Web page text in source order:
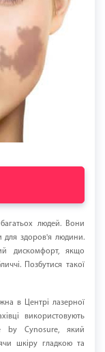
людей. Вони
для здоров'я людини.
дискомфорт, якщо
Позбутися такої
в Центрі лазерної
використовують
by Cynosure, який
шкіру гладкою та